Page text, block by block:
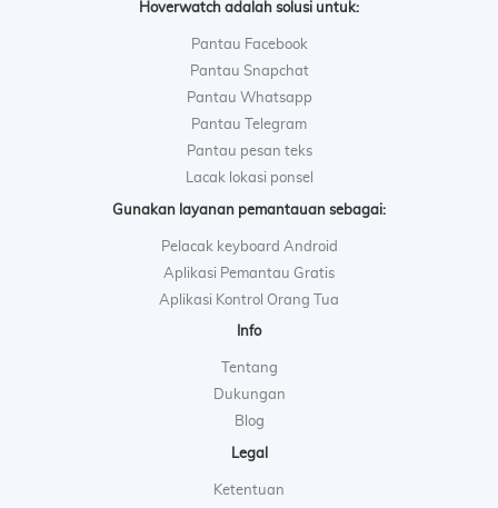
Hoverwatch adalah solusi untuk:
Pantau Facebook
Pantau Snapchat
Pantau Whatsapp
Pantau Telegram
Pantau pesan teks
Lacak lokasi ponsel
Gunakan layanan pemantauan sebagai:
Pelacak keyboard Android
Aplikasi Pemantau Gratis
Aplikasi Kontrol Orang Tua
Info
Tentang
Dukungan
Blog
Legal
Ketentuan